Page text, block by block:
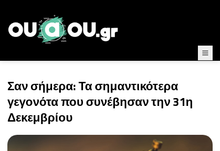
Σαν σήμερα: Τα σημαντικότερα
γεγονότα που συνέβησαν την 31η
Δεκεμβρίου